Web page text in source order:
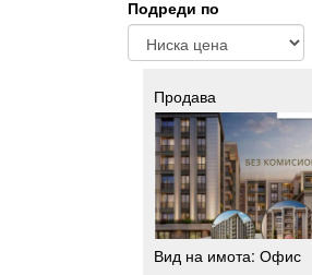
Подреди по
Продава
Вид на имота: Офис